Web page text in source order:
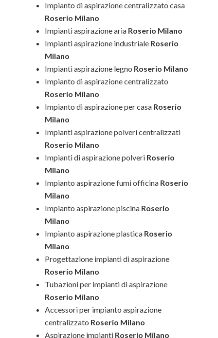
Impianto di aspirazione centralizzato casa
Roserio Milano
Impianti aspirazione aria Roserio Milano
Impianti aspirazione industriale Roserio
Milano
Impianti aspirazione legno Roserio Milano
Impianto di aspirazione centralizzato
Roserio Milano
Impianto di aspirazione per casa Roserio
Milano
Impianti aspirazione polveri centralizzati
Roserio Milano
Impianti di aspirazione polveri Roserio
Milano
Impianto aspirazione fumi officina Roserio
Milano
Impianto aspirazione piscina Roserio
Milano
Impianto aspirazione plastica Roserio
Milano
Progettazione impianti di aspirazione
Roserio Milano
Tubazioni per impianti di aspirazione
Roserio Milano
Accessori per impianto aspirazione
centralizzato Roserio Milano
Aspirazione impianti Roserio Milano